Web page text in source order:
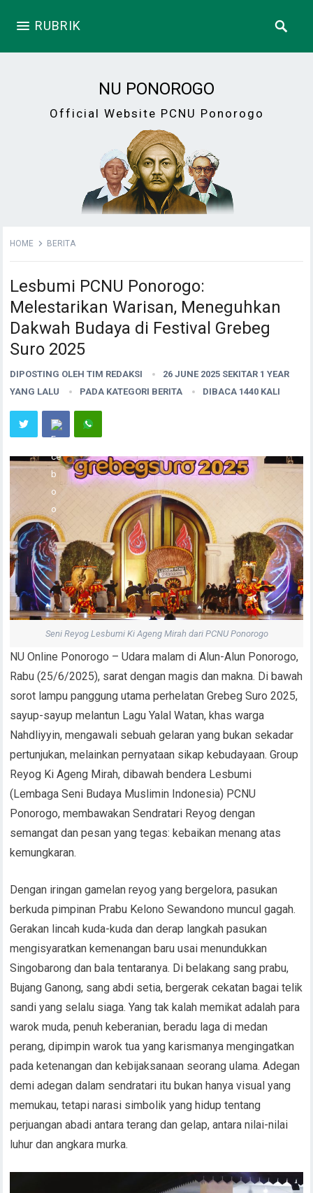
RUBRIK
NU PONOROGO
Official Website PCNU Ponorogo
HOME BERITA
Lesbumi PCNU Ponorogo:
Melestarikan Warisan, Meneguhkan
Dakwah Budaya di Festival Grebeg
Suro 2025
DIPOSTING OLEHTIM REDAKSI
26 JUNE 2025 SEKITAR 1 YEAR
YANG LALU
PADA KATEGORI BERITA DIBACA 1440 KALI
Seni Reyog Lesbumi Ki Ageng Mirah dari PCNU Ponorogo
NU Online Ponorogo – Udara malam di Alun-Alun Ponorogo,
Rabu (25/6/2025), sarat dengan magis dan makna. Di bawah
sorot lampu panggung utama perhelatan Grebeg Suro 2025,
sayup-sayup melantun Lagu Yalal Watan, khas warga
Nahdliyyin, mengawali sebuah gelaran yang bukan sekadar
pertunjukan, melainkan pernyataan sikap kebudayaan. Group
Reyog Ki Ageng Mirah, dibawah bendera Lesbumi
(Lembaga Seni Budaya Muslimin Indonesia) PCNU
Ponorogo, membawakan Sendratari Reyog dengan
semangat dan pesan yang tegas: kebaikan menang atas
kemungkaran.
Dengan iringan gamelan reyog yang bergelora, pasukan
berkuda pimpinan Prabu Kelono Sewandono muncul gagah.
Gerakan lincah kuda-kuda dan derap langkah pasukan
mengisyaratkan kemenangan baru usai menundukkan
Singobarong dan bala tentaranya. Di belakang sang prabu,
Bujang Ganong, sang abdi setia, bergerak cekatan bagai telik
sandi yang selalu siaga. Yang tak kalah memikat adalah para
warok muda, penuh keberanian, beradu laga di medan
perang, dipimpin warok tua yang karismanya mengingatkan
pada ketenangan dan kebijaksanaan seorang ulama. Adegan
demi adegan dalam sendratari itu bukan hanya visual yang
memukau, tetapi narasi simbolik yang hidup tentang
perjuangan abadi antara terang dan gelap, antara nilai-nilai
luhur dan angkara murka.